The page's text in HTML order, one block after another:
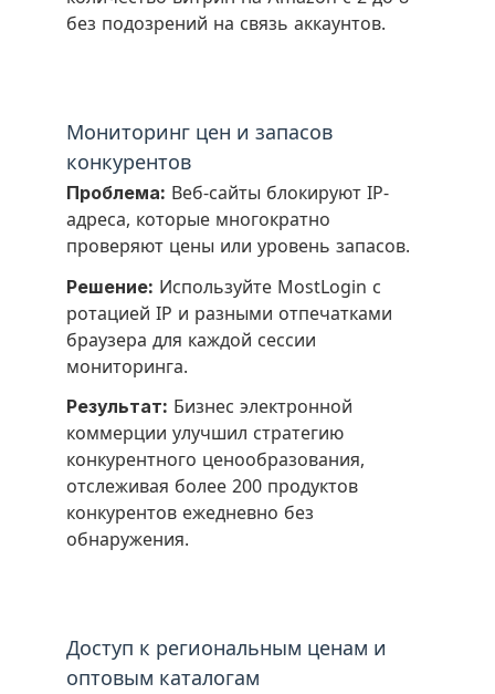
без подозрений на связь аккаунтов.
Мониторинг цен и запасов
конкурентов
Проблема: Веб-сайты блокируют IP-
адреса, которые многократно
проверяют цены или уровень запасов.
Решение: Используйте MostLogin с
ротацией IP и разными отпечатками
браузера для каждой сессии
мониторинга.
Результат: Бизнес электронной
коммерции улучшил стратегию
конкурентного ценообразования,
отслеживая более 200 продуктов
конкурентов ежедневно без
обнаружения.
Доступ к региональным ценам и
оптовым каталогам